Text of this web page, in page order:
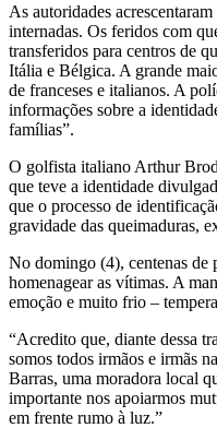
As autoridades
internadas. Os feridos com
transferidos para centros de
Itália e Bélgica. A grande
de franceses e italianos. A
informações sobre a
famílias”.
O golfista italiano Arthur
que teve a identidade
que o processo de
gravidade das queimaduras,
No domingo (4), centenas de
homenagear as vítimas. A
emoção e muito frio –
“Acredito que, diante dessa
somos todos irmãos e irmãs
Barras, uma moradora local
importante nos apoiarmos
em frente rumo à luz.”